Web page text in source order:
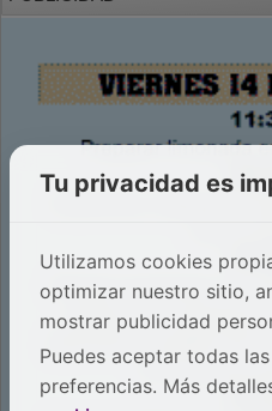
Tu privacidad es
Utilizamos cookies
optimizar nuestro sitio,
mostrar publicidad
Puedes aceptar todas
preferencias. Más